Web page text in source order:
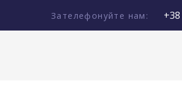
Зателефонуйте нам: